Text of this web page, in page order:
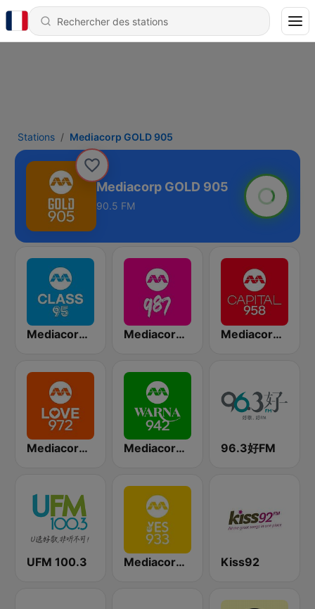
Stations Mediacorp GOLD 905
Mediacorp GOLD 905
90.5 FM
Mediacorp CLASS 95 Mediacorp 987 Mediacorp CAPITAL 958
Mediacorp LOVE 972 Mediacorp Warna 942 96.3好FM
UFM 100.3 Mediacorp YES 933 Kiss92